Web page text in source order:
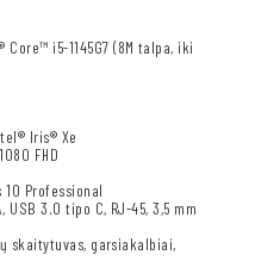
Core™ i5-1145G7 (8M talpa, iki
Iris® Xe
FHD
10 Professional
USB 3.0 tipo C, RJ-45, 3,5 mm
skaitytuvas, garsiakalbiai,